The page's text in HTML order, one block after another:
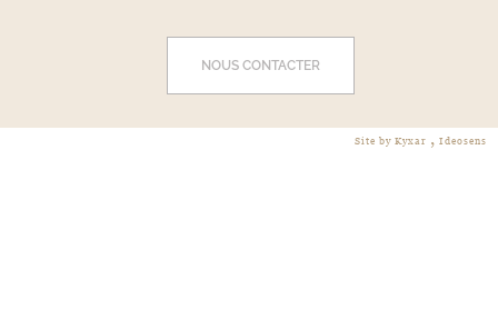
NOUS CONTACTER
webdesign > creation web > developpement > SEO
Site by Kyxar ,
caisse, rendez-vous en ligne, gestion stock, gestion spa urbain, spa hôtelier, crm, erp
Ideosens